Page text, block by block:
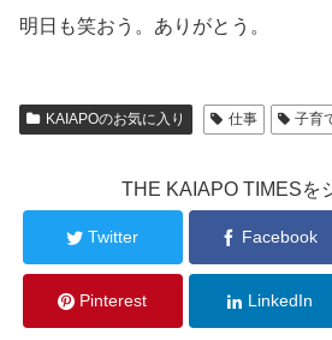
明日も笑おう。ありがとう。
KAIAPOのお気に入り 仕事 子育
THE KAIAPO TIMESを
Twitter Facebook
Pinterest LinkedIn